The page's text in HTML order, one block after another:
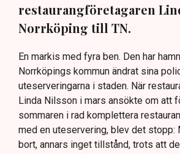
restaurangföretagaren
Norrköping till TN.
En markis med fyra ben. Den har
Norrköpings kommun ändrat sina
uteserveringarna i staden. När
Linda Nilsson i mars ansökte om att
sommaren i rad komplettera
med en uteservering, blev det stopp:
bort, annars inget tillstånd, trots att